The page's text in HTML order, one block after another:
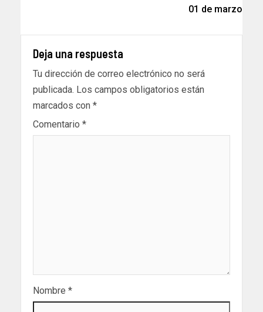
01 de marzo
Deja una respuesta
Tu dirección de correo electrónico no será
publicada. Los campos obligatorios están
marcados con *
Comentario *
Nombre *